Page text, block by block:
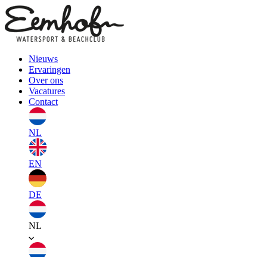
Nieuws
Ervaringen
Over ons
Vacatures
Contact
NL
EN
DE
NL